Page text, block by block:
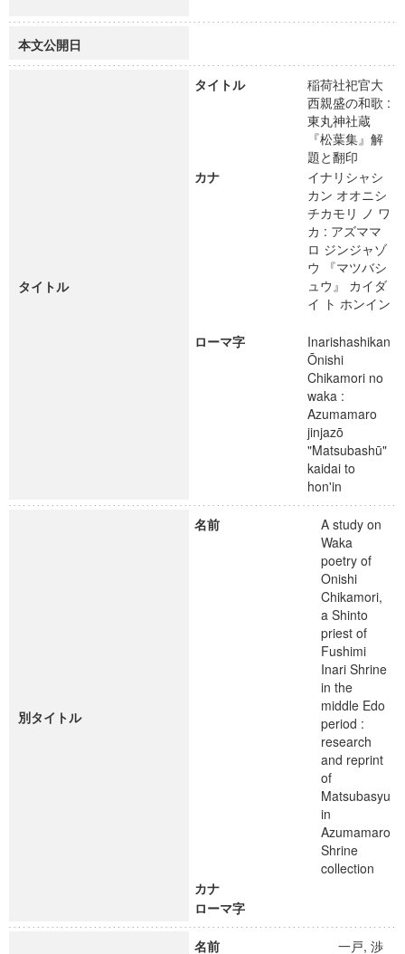
本文公開日
タイトル
タイトル
稲荷社祀官大
西親盛の和歌 :
東丸神社蔵
『松葉集』解
題と翻印
カナ
イナリシャシ
カン オオニシ
チカモリ ノ ワ
カ : アズママ
ロ ジンジャゾ
ウ 『マツバシ
ュウ』 カイダ
イ ト ホンイン
ローマ字
Inarishashikan
Ōnishi
Chikamori no
waka :
Azumamaro
jinjazō
"Matsubashū"
kaidai to
hon'in
別タイトル
名前
A study on
Waka
poetry of
Onishi
Chikamori,
a Shinto
priest of
Fushimi
Inari Shrine
in the
middle Edo
period :
research
and reprint
of
Matsubasyu
in
Azumamaro
Shrine
collection
カナ
ローマ字
名前 一戸, 渉